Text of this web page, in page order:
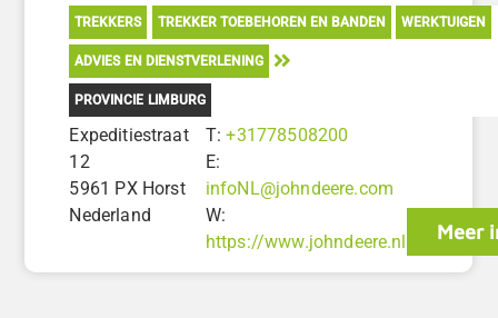
TREKKERS TREKKER TOEBEHOREN EN BANDEN WERKTUIGEN
ADVIES EN DIENSTVERLENING
PROVINCIE LIMBURG
Expeditiestraat
12
5961 PX Horst
Nederland
T:+31778508200
E:
infoNL@johndeere.com
W:
https://www.johndeere.nl
Meer